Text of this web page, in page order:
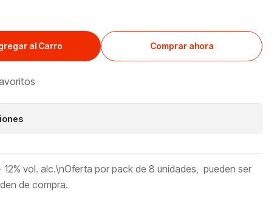
al Carro Comprar ahora
vol. alc.\nOferta por pack de 8 unidades, pueden ser
de compra.